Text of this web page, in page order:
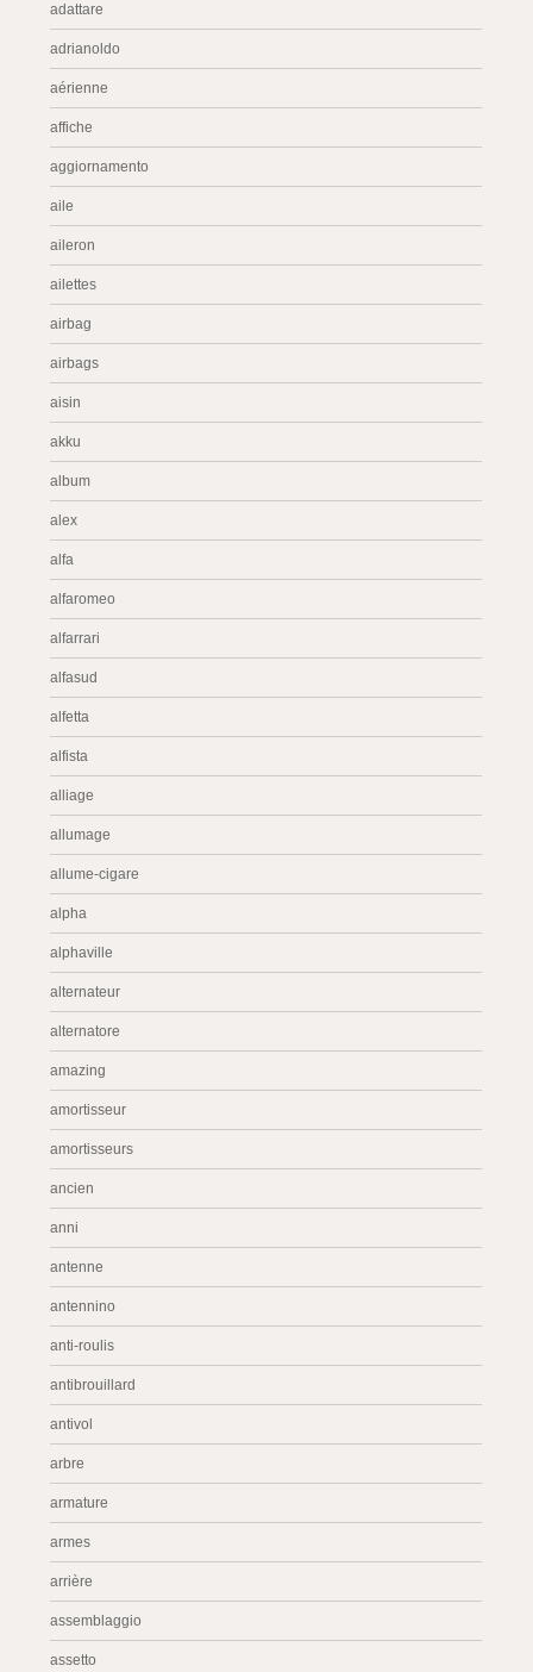
adattare
adrianoldo
aérienne
affiche
aggiornamento
aile
aileron
ailettes
airbag
airbags
aisin
akku
album
alex
alfa
alfaromeo
alfarrari
alfasud
alfetta
alfista
alliage
allumage
allume-cigare
alpha
alphaville
alternateur
alternatore
amazing
amortisseur
amortisseurs
ancien
anni
antenne
antennino
anti-roulis
antibrouillard
antivol
arbre
armature
armes
arrière
assemblaggio
assetto